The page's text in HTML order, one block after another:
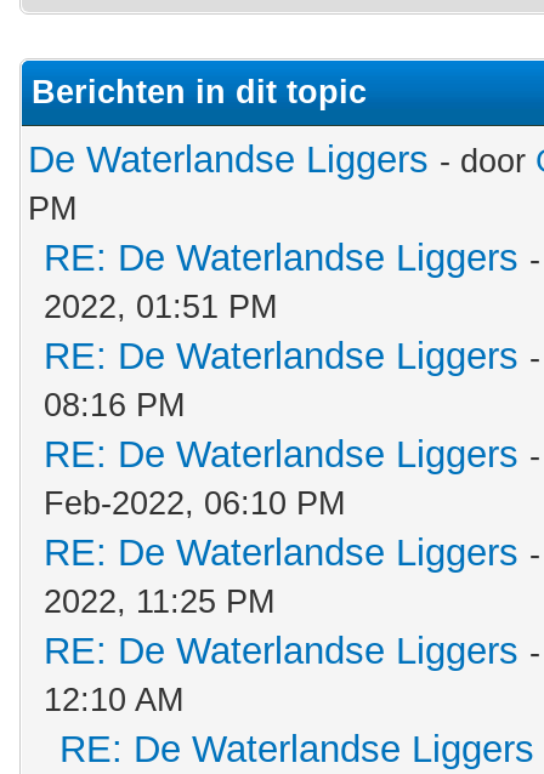
Berichten in dit topic
De Waterlandse Liggers - door
PM
RE: De Waterlandse Liggers
2022, 01:51 PM
RE: De Waterlandse Liggers
08:16 PM
RE: De Waterlandse Liggers
Feb-2022, 06:10 PM
RE: De Waterlandse Liggers
2022, 11:25 PM
RE: De Waterlandse Liggers
12:10 AM
RE: De Waterlandse Liggers